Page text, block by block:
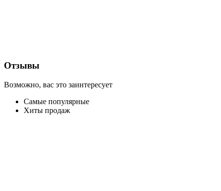
Отзывы
Возможно, вас это заинтересует
Самые популярные
Хиты продаж